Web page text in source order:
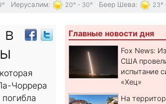
Иерусалим: 20° - 30° Беер Шева: 23°
в
Чоррера
Главные новости дня
Fox News:
США
испытание
«Хец»
На